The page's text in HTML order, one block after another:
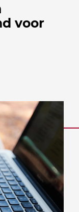
voor